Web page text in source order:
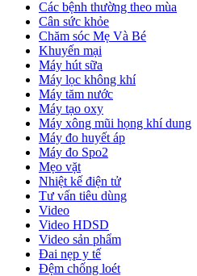
Các bệnh thường theo mùa
Cân sức khỏe
Chăm sóc Mẹ Và Bé
Khuyến mại
Máy hút sữa
Máy lọc không khí
Máy tăm nước
Máy tạo oxy
Máy xông mũi họng khí dung
Máy đo huyết áp
Máy đo Spo2
Mẹo vặt
Nhiệt kế điện tử
Tư vấn tiêu dùng
Video
Video HDSD
Video sản phẩm
Đai nẹp y tế
Đệm chống loét